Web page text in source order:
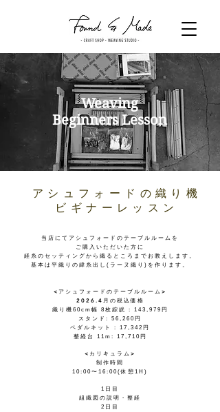
Weaving
Beginners Lesson
アシュフォードの織り機
ビギナーレッスン
当店にてアシュフォードのテーブルルームを
ご購入いただいた方に
​経糸のセッティングから織るところまでお教えします。
​基本は平織りの緯糸出し(ラーヌ織り)を作ります。
< アシュフォードのテーブルルーム >
2026.4 月の税込価格
織り機60cm幅 8枚綜絖 : 143,979円
​スタンド: 56,260円
ペダルキット : 17,342円
整経台 11m: 17,710円
< カリキュラム >
制作時間
10:00〜16:00(休憩1H)
1日目
組織図の説明・整経
2日目